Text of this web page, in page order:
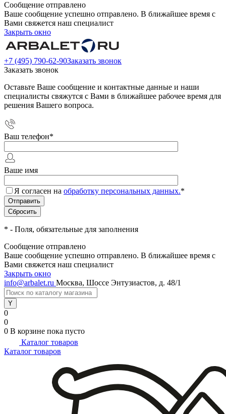
Сообщение отправлено
Ваше сообщение успешно отправлено. В ближайшее время с
Вами свяжется наш специалист
Закрыть окно
+7 (495) 790-62-90Заказать звонок
Заказать звонок
Оставьте Ваше сообщение и контактные данные и наши
специалисты свяжутся с Вами в ближайшее рабочее время для
решения Вашего вопроса.
Ваш телефон*
Ваше имя
Я согласен на обработку персональных данных.*
* - Поля, обязательные для заполнения
Сообщение отправлено
Ваше сообщение успешно отправлено. В ближайшее время с
Вами свяжется наш специалист
Закрыть окно
info@arbalet.ru Москва, Шоссе Энтузиастов, д. 48/1
0
0
0 В корзине пока пусто
Каталог товаров
Каталог товаров